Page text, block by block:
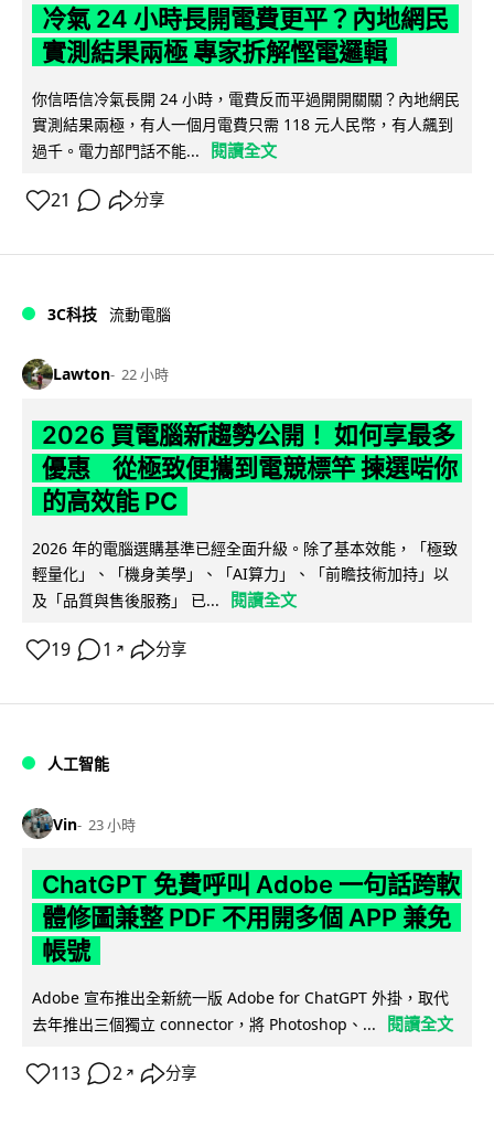
冷氣 24 小時長開電費更平？內地網民
實測結果兩極 專家拆解慳電邏輯
你信唔信冷氣長開 24 小時，電費反而平過開開關關？內地網民
實測結果兩極，有人一個月電費只需 118 元人民幣，有人飆到
過千。電力部門話不能...
閱讀全文
21 分享
3C科技 流動電腦
Lawton 22 小時
2026 買電腦新趨勢公開！ 如何享最多
優惠 從極致便攜到電競標竿 揀選啱你
的高效能 PC
2026 年的電腦選購基準已經全面升級。除了基本效能，「極致
輕量化」、「機身美學」、「AI算力」、「前瞻技術加持」以
及「品質與售後服務」 已...
閱讀全文
19 1 ↗ 分享
人工智能
Vin 23 小時
ChatGPT 免費呼叫 Adobe 一句話跨軟
體修圖兼整 PDF 不用開多個 APP 兼免
帳號
Adobe 宣布推出全新統一版 Adobe for ChatGPT 外掛，取代
去年推出三個獨立 connector，將 Photoshop、...
閱讀全文
113 2 ↗ 分享